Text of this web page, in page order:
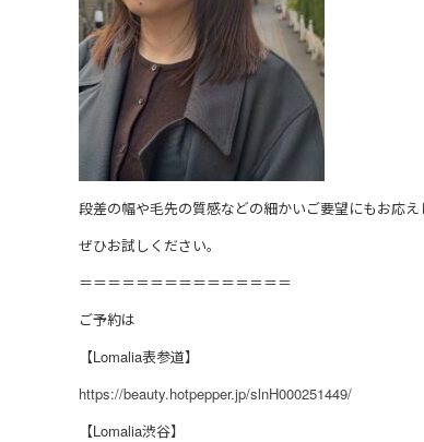
段差の幅や毛先の質感などの細かいご要望にもお応え
ぜひお試しください。
＝＝＝＝＝＝＝＝＝＝＝＝＝＝＝
ご予約は
【Lomalia表参道】
https://beauty.hotpepper.jp/slnH000251449/
【Lomalia渋谷】